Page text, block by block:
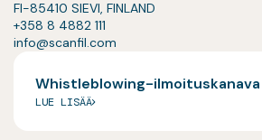
FI-85410 SIEVI, FINLAND
+358 8 4882 111
info@scanfil.com
Whistleblowing-ilmoituskanava
LUE LISÄÄ